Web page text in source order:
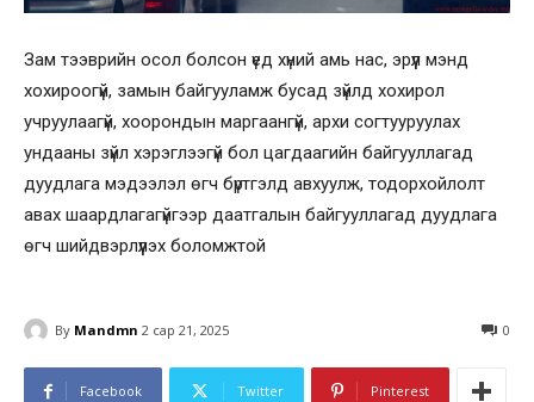
Зам тээврийн осол болсон үед хүний амь нас, эрүүл мэнд
хохироогүй, замын байгууламж бусад зүйлд хохирол
учруулаагүй, хоорондын маргаангүй, архи согтууруулах
ундааны зүйл хэрэглээгүй бол цагдаагийн байгууллагад
дуудлага мэдээлэл өгч бүртгэлд авхуулж, тодорхойлолт
авах шаардлагагүйгээр даатгалын байгууллагад дуудлага
өгч шийдвэрлүүлэх боломжтой
By Mandmn 2 сар 21, 2025 0
Facebook Twitter Pinterest